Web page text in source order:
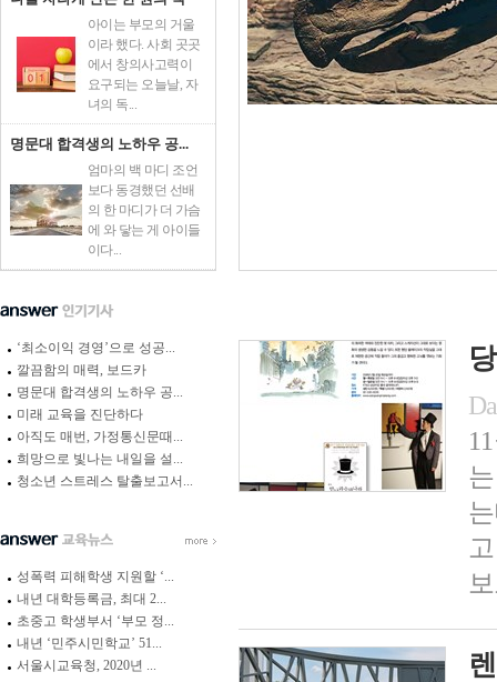
아이는 부모의 거울
이라 했다. 사회 곳곳
에서 창의사고력이
요구되는 오늘날, 자
녀의 독...
명문대 합격생의 노하우 공...
엄마의 백 마디 조언
보다 동경했던 선배
의 한 마디가 더 가슴
에 와 닿는 게 아이들
이다...
‘최소이익 경영’으로 성공...
깔끔함의 매력, 보드카
명문대 합격생의 노하우 공...
미래 교육을 진단하다
아직도 매번, 가정통신문때...
희망으로 빛나는 내일을 설...
청소년 스트레스 탈출보고서...
성폭력 피해학생 지원할 ‘...
내년 대학등록금, 최대 2...
초중고 학생부서 ‘부모 정...
내년 ‘민주시민학교’ 51...
서울시교육청, 2020년 ...